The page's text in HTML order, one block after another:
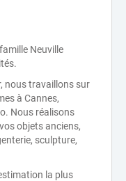
Neuville
nous travaillons sur
à Cannes,
Nous réalisons
objets anciens,
sculpture,
la plus